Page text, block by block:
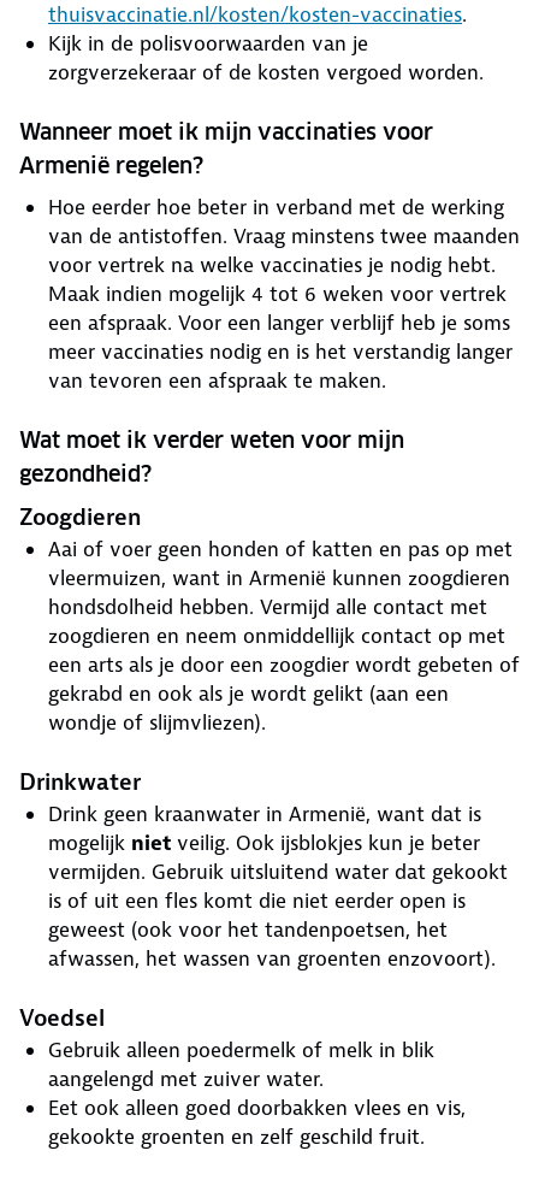
thuisvaccinatie.nl/kosten/kosten-vaccinaties.
Kijk in de polisvoorwaarden van je
zorgverzekeraar of de kosten vergoed worden.
Wanneer moet ik mijn vaccinaties voor
Armenië regelen?
Hoe eerder hoe beter in verband met de werking
van de antistoffen. Vraag minstens twee maanden
voor vertrek na welke vaccinaties je nodig hebt.
Maak indien mogelijk 4 tot 6 weken voor vertrek
een afspraak. Voor een langer verblijf heb je soms
meer vaccinaties nodig en is het verstandig langer
van tevoren een afspraak te maken.
Wat moet ik verder weten voor mijn
gezondheid?
Zoogdieren
Aai of voer geen honden of katten en pas op met
vleermuizen, want in Armenië kunnen zoogdieren
hondsdolheid hebben. Vermijd alle contact met
zoogdieren en neem onmiddellijk contact op met
een arts als je door een zoogdier wordt gebeten of
gekrabd en ook als je wordt gelikt (aan een
wondje of slijmvliezen).
Drinkwater
Drink geen kraanwater in Armenië, want dat is
mogelijk niet veilig. Ook ijsblokjes kun je beter
vermijden. Gebruik uitsluitend water dat gekookt
is of uit een fles komt die niet eerder open is
geweest (ook voor het tandenpoetsen, het
afwassen, het wassen van groenten enzovoort).
Voedsel
Gebruik alleen poedermelk of melk in blik
aangelengd met zuiver water.
Eet ook alleen goed doorbakken vlees en vis,
gekookte groenten en zelf geschild fruit.